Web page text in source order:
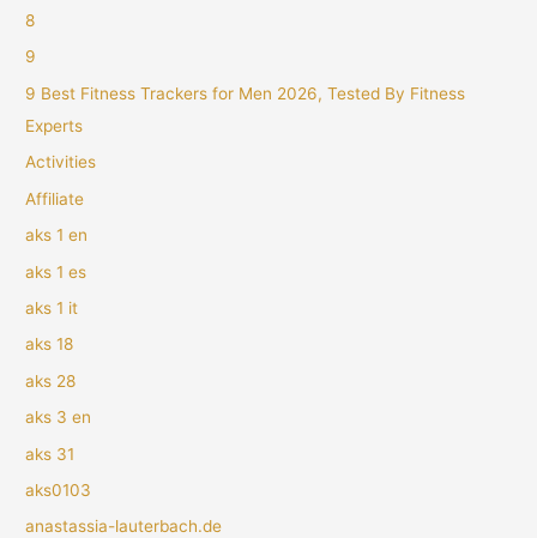
8
9
9 Best Fitness Trackers for Men 2026, Tested By Fitness
Experts
Activities
Affiliate
aks 1 en
aks 1 es
aks 1 it
aks 18
aks 28
aks 3 en
aks 31
aks0103
anastassia-lauterbach.de